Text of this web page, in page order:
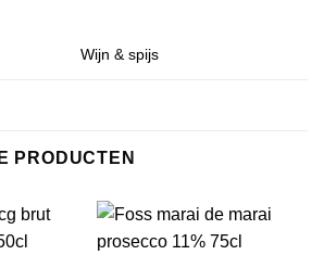
Wijn & spijs
PRODUCTEN